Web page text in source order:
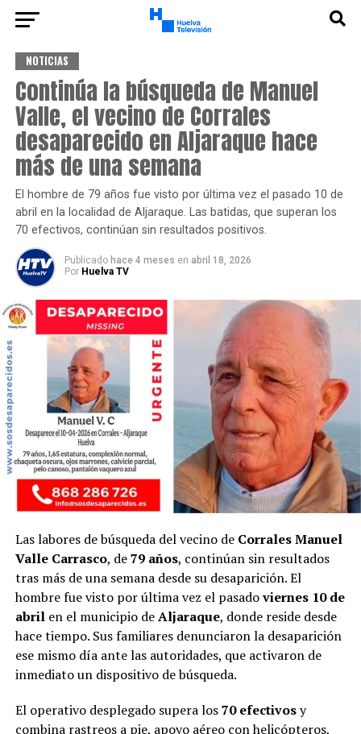
NOTICIAS
Continúa la búsqueda de Manuel
Valle, el vecino de Corrales
desaparecido en Aljaraque hace
más de una semana
El hombre de 79 años fue visto por última vez el pasado 10 de
abril en la localidad de Aljaraque. Las batidas, que superan los
70 efectivos, continúan sin resultados positivos.
Publicado hace 4 meses en abril 18, 2026
Por Huelva TV
Las labores de búsqueda del vecino de CorralesManuel
Valle Carrasco, de79 años, continúan sin resultados
tras más de una semana desde su desaparición. El
hombre fue visto por última vez el pasadoviernes 10 de
abrilen el municipio deAljaraque, donde reside desde
hace tiempo. Sus familiares denunciaron la desaparición
ese mismo día ante las autoridades, que activaron de
inmediato un dispositivo de búsqueda.
El operativo desplegado supera los70 efectivosy
combina rastreos a pie, apoyo aéreo con helicópteros,